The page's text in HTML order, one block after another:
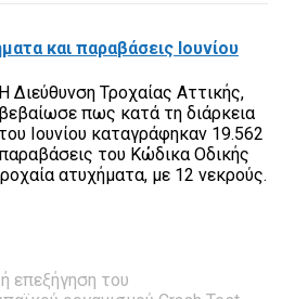
και παραβάσεις Ιουνίου
Η Διεύθυνση Τροχαίας Αττικής,
βεβαίωσε πως κατά τη διάρκεια
του Ιουνίου καταγράφηκαν 19.562
του Κώδικα Οδικής
ατυχήματα, με 12 νεκρούς.
επεξήγηση του